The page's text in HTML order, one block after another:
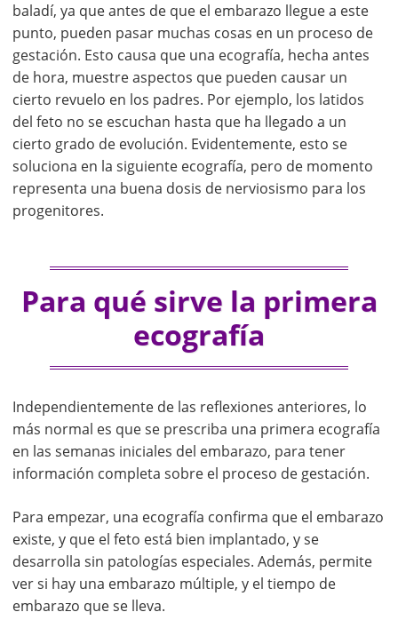
baladí, ya que antes de que el embarazo llegue a este
punto, pueden pasar muchas cosas en un proceso de
gestación. Esto causa que una ecografía, hecha antes
de hora, muestre aspectos que pueden causar un
cierto revuelo en los padres. Por ejemplo, los latidos
del feto no se escuchan hasta que ha llegado a un
cierto grado de evolución. Evidentemente, esto se
soluciona en la siguiente ecografía, pero de momento
representa una buena dosis de nerviosismo para los
progenitores.
Para qué sirve la primera
ecografía
Independientemente de las reflexiones anteriores, lo
más normal es que se prescriba una primera ecografía
en las semanas iniciales del embarazo, para tener
información completa sobre el proceso de gestación.
Para empezar, una ecografía confirma que el embarazo
existe, y que el feto está bien implantado, y se
desarrolla sin patologías especiales. Además, permite
ver si hay una embarazo múltiple, y el tiempo de
embarazo que se lleva.